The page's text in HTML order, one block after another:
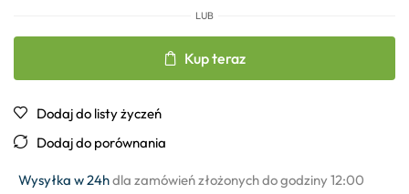
LUB
Kup teraz
Dodaj do listy życzeń
Dodaj do porównania
Wysyłka w 24hdla zamówień złożonych do godziny 12:00